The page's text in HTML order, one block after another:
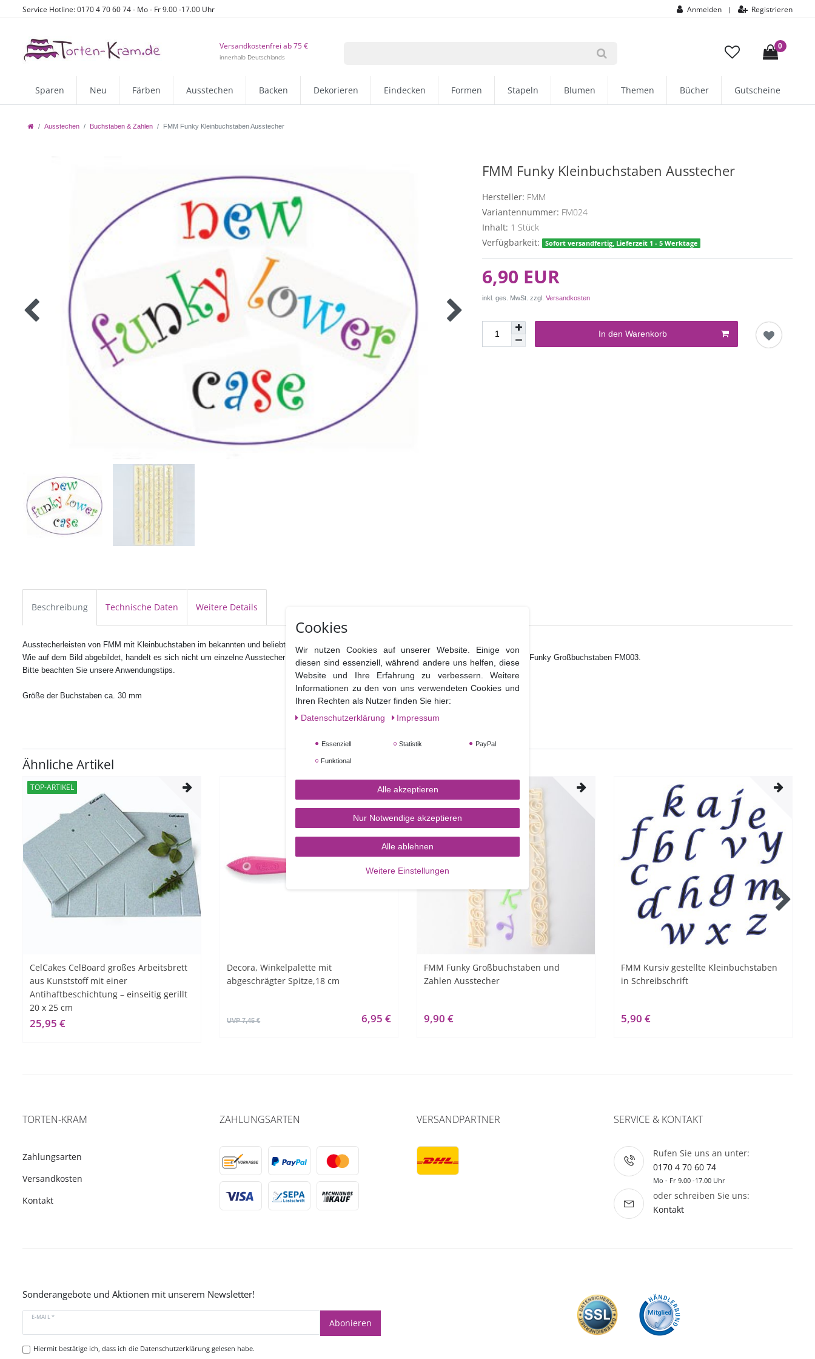
Service Hotline: 0170 4 70 60 74 - Mo - Fr 9.00 -17.00 Uhr Anmelden | Registrieren
Versandkostenfrei ab 75 €
innerhalb Deutschlands
0
Sparen Neu Färben Ausstechen Backen Dekorieren Eindecken Formen Stapeln Blumen Themen Bücher Gutscheine
Ausstechen Buchstaben & Zahlen FMM Funky Kleinbuchstaben Ausstecher
FMM Funky Kleinbuchstaben Ausstecher
Hersteller: FMM
Variantennummer: FM024
Inhalt: 1 Stück
Verfügbarkeit:
Sofort versandfertig, Lieferzeit 1 - 5 Werktage
6,90 EUR
inkl. ges. MwSt. zzgl.Versandkosten
In den Warenkorb
Beschreibung Technische Daten Weitere Details
Ausstecherleisten von FMM mit Kleinbuchstaben im bekannten und beliebten Schrifttyp „Funky“ .
Wie auf dem Bild abgebildet, handelt es sich nicht um einzelne Ausstecher sondern um Leisten mit allen Buchstaben von a - z, passend zu den Funky Großbuchstaben FM003.
Bitte beachten Sie unsere Anwendungstips.
Größe der Buchstaben ca. 30 mm
Ähnliche Artikel
TOP-ARTIKEL
CelCakes CelBoard großes Arbeitsbrett
aus Kunststoff mit einer
Antihaftbeschichtung – einseitig gerillt
20 x 25 cm
25,95 €
Decora, Winkelpalette mit
abgeschrägter Spitze,18 cm
UVP 7,45 € 6,95 €
FMM Funky Großbuchstaben und
Zahlen Ausstecher
9,90 €
FMM Kursiv gestellte Kleinbuchstaben
in Schreibschrift
5,90 €
TORTEN-KRAM
Zahlungsarten
Versandkosten
Kontakt
ZAHLUNGSARTEN VERSANDPARTNER SERVICE & KONTAKT
Rufen Sie uns an unter:
0170 4 70 60 74
Mo - Fr 9.00 -17.00 Uhr
oder schreiben Sie uns:
Kontakt
Sonderangebote und Aktionen mit unserem Newsletter!
E-MAIL *
Abonieren
Hiermit bestätige ich, dass ich die Datenschutzerklärunggelesen habe.
Cookies
Wir nutzen Cookies auf unserer Website. Einige von
diesen sind essenziell, während andere uns helfen, diese
Website und Ihre Erfahrung zu verbessern. Weitere
Informationen zu den von uns verwendeten Cookies und
Ihren Rechten als Nutzer finden Sie hier:
Daten­schutz­erklärung
Impressum
Essenziell Statistik PayPal
Funktional
Alle akzeptieren
Nur Notwendige akzeptieren
Alle ablehnen
Weitere Einstellungen